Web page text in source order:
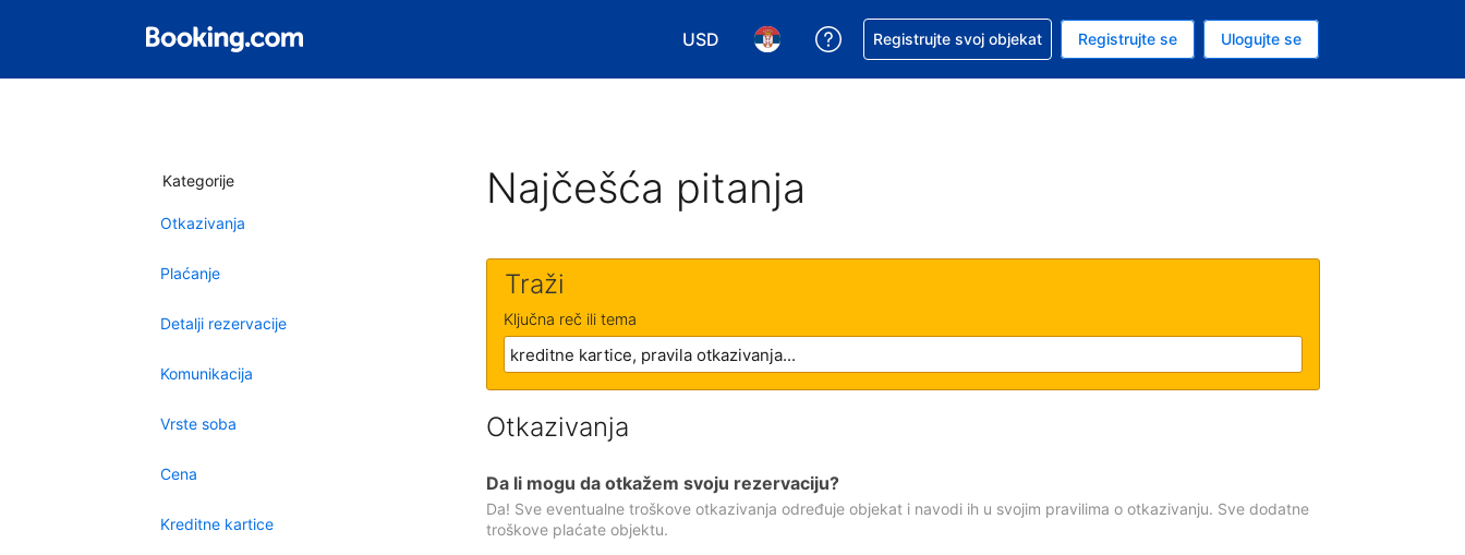
USD
Izaberite valutu. Vaša trenutna valuta je američki dolar
Izaberite jezik. Vaš trenutni jezik je Srpskom
Zatražite pomoć u vezi sa rezervacijom
Registrujte svoj objekat Registrujte se Ulogujte se
Kategorije
Otkazivanja
Plaćanje
Detalji rezervacije
Komunikacija
Vrste soba
Cena
Kreditne kartice
Najčešća pitanja
Traži
Ključna reč ili tema
Otkazivanja
Da li mogu da otkažem svoju rezervaciju?
Da! Sve eventualne troškove otkazivanja određuje objekat i navodi ih u svojim pravilima o otkazivanju. Sve dodatne
troškove plaćate objektu.